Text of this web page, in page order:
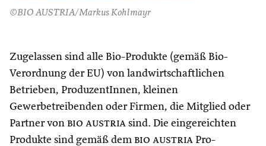
©BIO AUSTRIA/Markus Kohlmayr
Zugelassen sind alle Bio-Produkte (gemäß Bio-
Verordnung der EU) von landwirtschaftlichen
Betrieben, ProduzentInnen, kleinen
Gewerbetreibenden oder Firmen, die Mitglied oder
Partner von bio austria sind. Die eingereichten
Produkte sind gemäß dem bio austria Pro­